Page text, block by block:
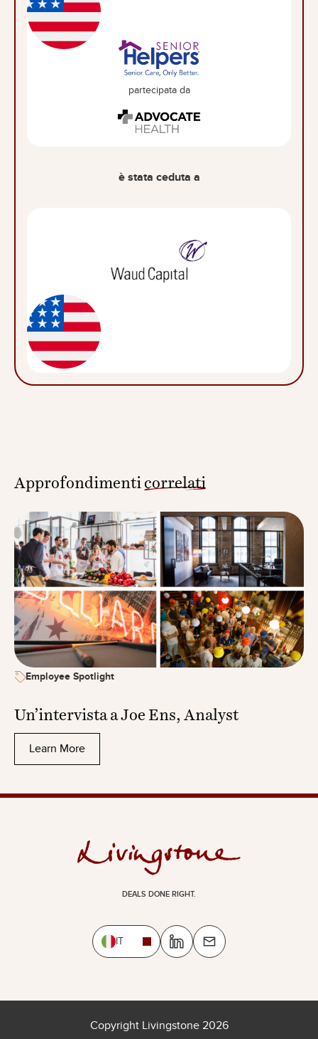
partecipata da
è stata ceduta a
Approfondimenti correlati
Employee Spotlight
Un’intervista a Joe Ens, Analyst
Learn More
DEALS DONE RIGHT.
IT
Copyright Livingstone 2026